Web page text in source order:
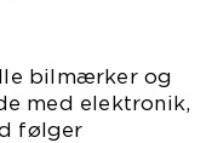
bilmærker og
med elektronik,
følger